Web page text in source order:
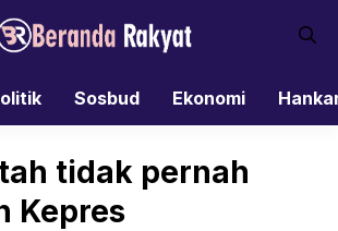
Sosbud Ekonomi
tidak pernah
Kepres